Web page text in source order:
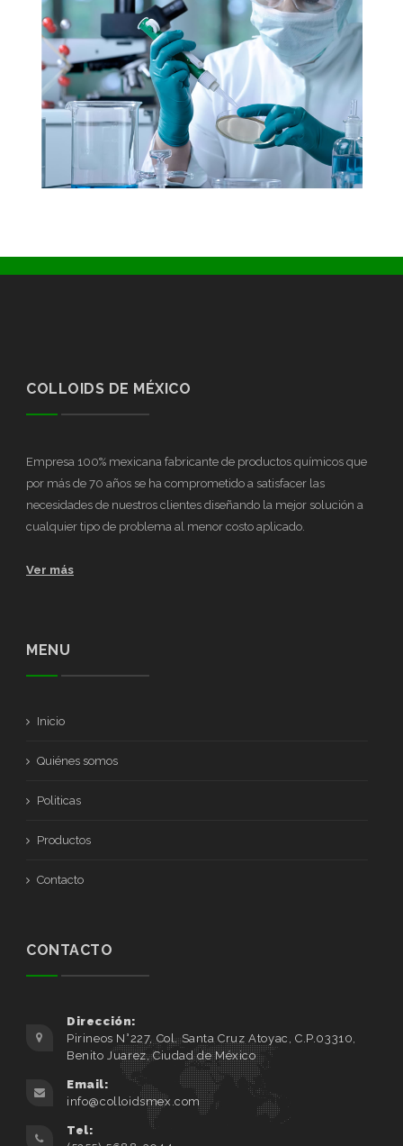
COLLOIDS DE MÉXICO
Empresa 100% mexicana fabricante de productos químicos que
por más de 70 años se ha comprometido a satisfacer las
necesidades de nuestros clientes diseñando la mejor solución a
cualquier tipo de problema al menor costo aplicado.
Ver más
MENU
Inicio
Quiénes somos
Politicas
Productos
Contacto
CONTACTO
Dirección:
Pirineos N°227, Col. Santa Cruz Atoyac, C.P.03310,
Benito Juarez, Ciudad de México
Email:
info@colloidsmex.com
Tel: